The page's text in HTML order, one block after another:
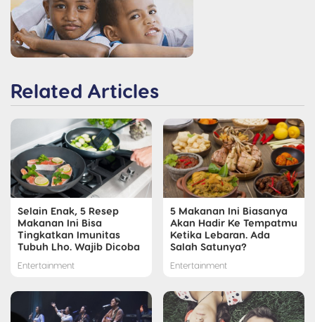
Related Articles
Selain Enak, 5 Resep
Makanan Ini Bisa
Tingkatkan Imunitas
Tubuh Lho. Wajib Dicoba
Entertainment
5 Makanan Ini Biasanya
Akan Hadir Ke Tempatmu
Ketika Lebaran. Ada
Salah Satunya?
Entertainment